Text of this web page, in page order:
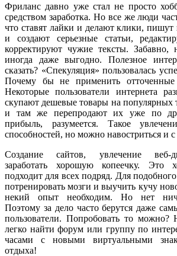
Фриланс давно уже стал не просто
средством заработка. Но все же люди
что ставят лайки и делают клики, пишут
и создают серьезные статьи,
корректируют чужие тексты. Забавно,
иногда даже выгодно. Полезное
сказать? «Спекуляция» пользовалась
Почему бы не применить
Некоторые пользователи интернета
скупают дешевые товары на популярных
и там же перепродают их уже по
прибыль, разумеется. Такое
способностей, но можно навостриться и с
Создание сайтов, увлечение веб-
заработать хорошую копеечку. Это
подходит для всех подряд. Для
потренировать мозги и выучить кучу
некий опыт необходим. Но нет
Поэтому за дело часто берутся даже
пользователи. Попробовать то можно?
легко найти форум или группу по
часами с новыми виртуальными
отдыха!